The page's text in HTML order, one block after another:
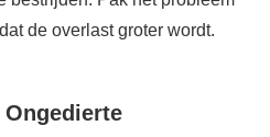
de overlast groter wordt.
Ongedierte